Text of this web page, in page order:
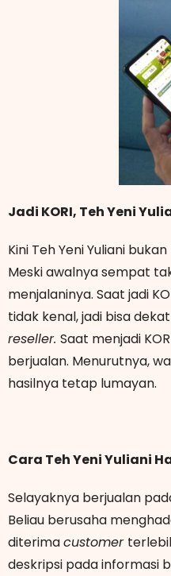
Jadi KORI, Teh Yeni
Kini Teh Yeni Yuliani
Meski awalnya sempat
menjalaninya. Saat jadi
tidak kenal, jadi bisa
reseller. Saat menjadi
berjualan. Menurutnya,
hasilnya tetap lumayan.
Cara Teh Yeni Yuliani
Selayaknya berjualan
Beliau berusaha
diterimacustomer
deskripsi pada informasi